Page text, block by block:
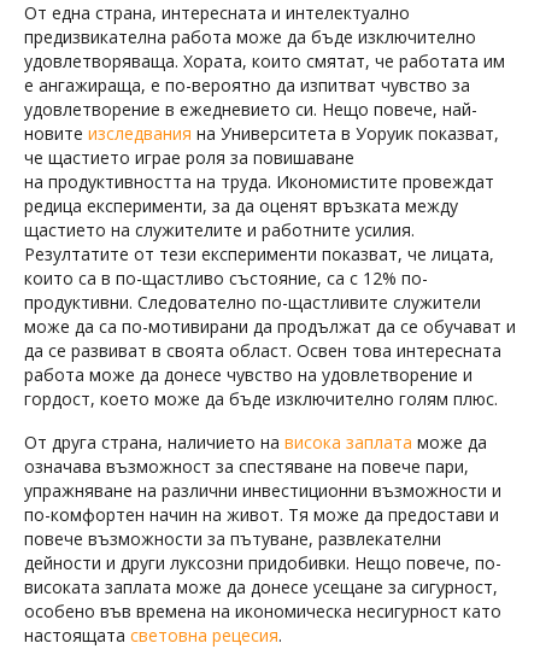
От една страна, интересната и интелектуално
предизвикателна работа може да бъде изключително
удовлетворяваща. Хората, които смятат, че работата им
е ангажираща, е по-вероятно да изпитват чувство за
удовлетворение в ежедневието си. Нещо повече, най-
новите изследвания на Университета в Уоруик показват,
че щастието играе роля за повишаване
на продуктивността на труда. Икономистите провеждат
редица експерименти, за да оценят връзката между
щастието на служителите и работните усилия.
Резултатите от тези експерименти показват, че лицата,
които са в по-щастливо състояние, са с 12% по-
продуктивни. Следователно по-щастливите служители
може да са по-мотивирани да продължат да се обучават и
да се развиват в своята област. Освен това интересната
работа може да донесе чувство на удовлетворение и
гордост, което може да бъде изключително голям плюс.
От друга страна, наличието на висока заплата може да
означава възможност за спестяване на повече пари,
упражняване на различни инвестиционни възможности и
по-комфортен начин на живот. Тя може да предостави и
повече възможности за пътуване, развлекателни
дейности и други луксозни придобивки. Нещо повече, по-
високата заплата може да донесе усещане за сигурност,
особено във времена на икономическа несигурност като
настоящата световна рецесия.